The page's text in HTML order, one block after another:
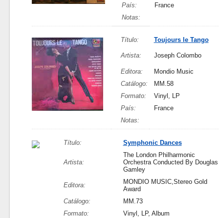
País:
France
Notas:
Título: Toujours le Tango
Artista: Joseph Colombo
Editora:
Mondio Music
Catálogo:
MM.58
Formato:
Vinyl, LP
País:
France
Notas:
Título: Symphonic Dances
Artista:
The London Philharmonic
Orchestra Conducted By Douglas
Gamley
Editora:
MONDIO MUSIC,Stereo Gold
Award
Catálogo:
MM.73
Formato:
Vinyl, LP, Album